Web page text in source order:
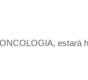
estará